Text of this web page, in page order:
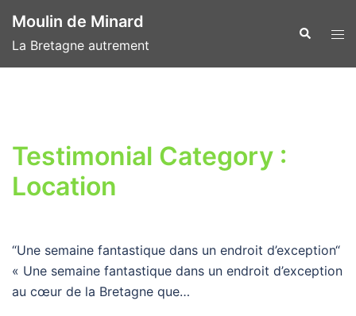
au
contenu
Moulin de Minard
La Bretagne autrement
Testimonial Category :
Location
“Une semaine fantastique dans un endroit d’exception“
« Une semaine fantastique dans un endroit d’exception
au cœur de la Bretagne que…